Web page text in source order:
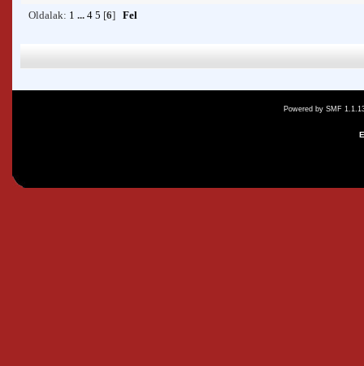
Oldalak: 1 ... 4 5 [6] Fel
Powered by SMF